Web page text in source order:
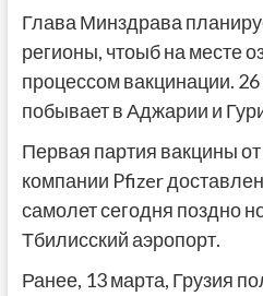
Глава Минздрава
регионы, чтоыб на месте
процессом вакцинации.
побывает в Аджарии и
Первая партия вакцины
компании Pfizer
самолет сегодня поздно
Тбилисский аэропорт.
Ранее, 13 марта, Грузия